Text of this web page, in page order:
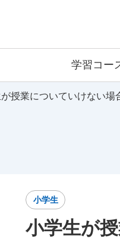
学習コー
小学生コース
授業についていけない場
小学生
小学生が